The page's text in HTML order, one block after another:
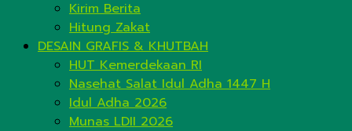
Kirim Berita
Hitung Zakat
DESAIN GRAFIS & KHUTBAH
HUT Kemerdekaan RI
Nasehat Salat Idul Adha 1447 H
Idul Adha 2026
Munas LDII 2026